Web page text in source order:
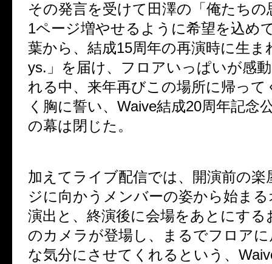
その発言を受けて田澤の「俺たち
1ページ増やせるように希望を込め
葉から、結成15周年の再演時に生ま
ys. 」を届け、フロアいっぱいが感
れる中、来年再びこの場所に帰って
く胸に誓い、 Waive結成20周年記念
の幕は閉じた。
加えてライブ配信では、開演前の楽
ジに向かうメンバーの姿から始ま
演出と、終演後に会場をあとにする
のカメラが登場し、まるでフロア
な気分にさせてくれるという、